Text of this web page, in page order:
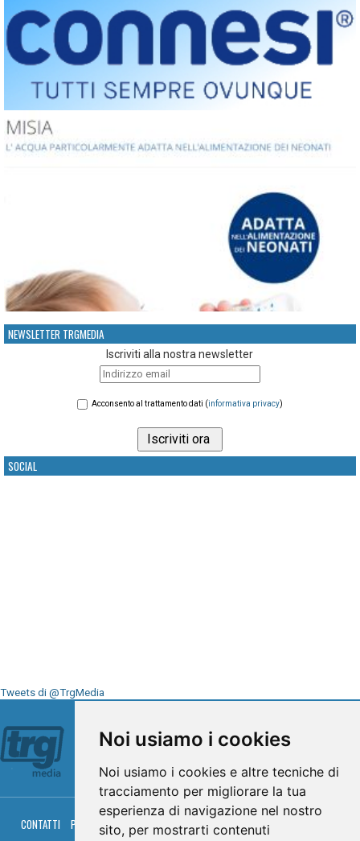
Noi usiamo i cookies
Noi usiamo i cookies e altre tecniche di
tracciamento per migliorare la tua
esperienza di navigazione nel nostro
sito, per mostrarti contenuti
NEWSLETTER TRGMEDIA
Iscriviti alla nostra newsletter
Acconsento al trattamento dati (informativa privacy)
SOCIAL
Tweets di @TrgMedia
CONTATTI PRIVACY COOKIES PALINSESTO DIRETTA TV